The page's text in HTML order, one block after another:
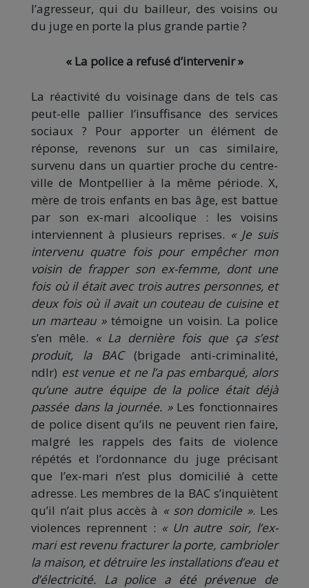
l’agresseur, qui du bailleur, des voisins ou
du juge en porte la plus grande partie ?
« La police a refusé d’intervenir »
La réactivité du voisinage dans de tels cas
peut-elle pallier l’insuffisance des services
sociaux ? Pour apporter un élément de
réponse, revenons sur un cas similaire,
survenu dans un quartier proche du centre-
ville de Montpellier à la même période. X,
mère de trois enfants en bas âge, est battue
par son ex-mari alcoolique : les voisins
interviennent à plusieurs reprises. « Je suis
intervenu quatre fois pour empêcher mon
voisin de frapper son ex-femme, dont une
fois où il était avec trois autres personnes, et
deux fois où il avait un couteau de cuisine et
un marteau »témoigne un voisin. La police
s’en mêle. « La dernière fois que ça s’est
produit, la BAC(brigade anti-criminalité,
ndlr) est venue et ne l’a pas embarqué, alors
qu’une autre équipe de la police était déjà
passée dans la journée. »Les fonctionnaires
de police disent qu’ils ne peuvent rien faire,
malgré les rappels des faits de violence
répétés et l’ordonnance du juge précisant
que l’ex-mari n’est plus domicilié à cette
adresse. Les membres de la BAC s’inquiètent
qu’il n’ait plus accès à « son domicile ». Les
violences reprennent : « Un autre soir, l’ex-
mari est revenu fracturer la porte, cambrioler
la maison, et détruire les installations d’eau et
d’électricité. La police a été prévenue de